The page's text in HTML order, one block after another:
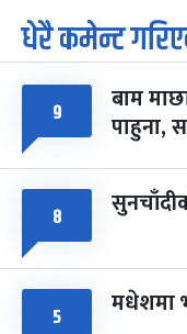
७
आइत
पूर्णिमा व्रत
चैत्र ७, २०८३-Mar
८ फागुपूर्णिमा
चैत्र ८, २०८३-Mar
धेरै कमेन्ट
९ बाम
पाहुना,
८
५ मधेशमा